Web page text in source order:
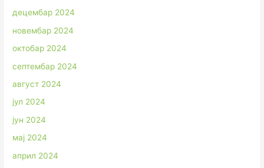
децембар 2024
новембар 2024
октобар 2024
септембар 2024
август 2024
јул 2024
јун 2024
мај 2024
април 2024